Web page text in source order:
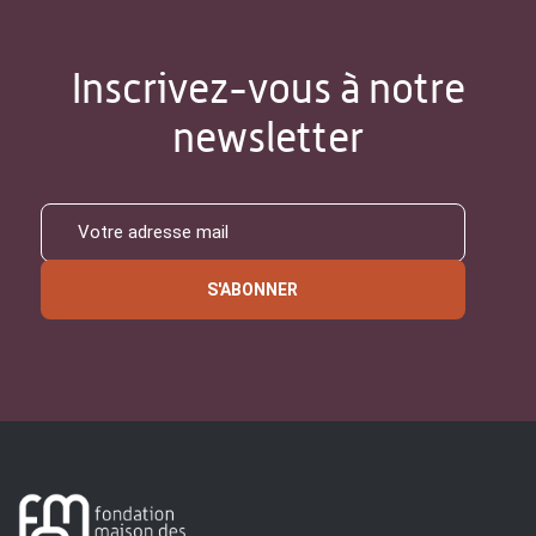
Inscrivez-vous à notre
newsletter
S'ABONNER